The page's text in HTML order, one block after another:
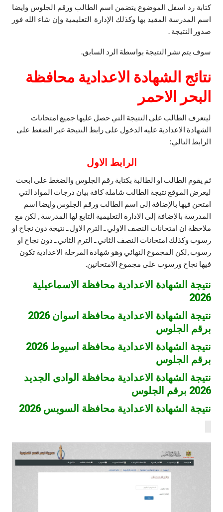
كتابة رد اسفل الموضوع يتضمن اسم الطالب ورقم الجلوس وايضا
اسم المدرسة المقيد بها وكذلك الإدارة التعليمية وإن شاء الله فور
صدور النتيجة .
سوف يتم نشر النتيجة بواسطة الرد السابق.
نتائج الشهادة الاعدادية محافظة
البحر الاحمر
ليتعرف الطالب على النتيجة التي حصل عليها جميع امتحانات
الشهادة الاعدادية عليه الدخول على رابط النتيجة عبر الضغط على
الرابط التالي:
الرابط الاول
ثم يقوم الطالب او الطالبة بكتابة رقم الجلوس والضغط على ابحث
ليعرض الموقع نتيجة الطالب شاملة كافة بيان درجات المواد التي
امتحن فيها بالإضافة إلى اسم الطالب ورقم الجلوس وايضا اسم
المدرسة بالإضافة إلى الادارة التعليمية التابع لها المدرسة , لكن مع
ملاحظة ان امتحانات النصف الاولي ـ الترم الاول ـ نتيجة دون نجاح او
رسوب وكذلك امتحانات النصف الثاني ـ الترم الثاني ـ دون نجاح او
رسوب ,لكن المجموع النهائي وهو شهادة المرحلة الاعدادية تكون
فيها نجاح ورسوب على مجموع الامتحانين.
نتيجة الشهادة الاعدادية محافظة الاسماعيلية
2026
نتيجة الشهادة الاعدادية محافظة اسوان 2026
برقم الجلوس
نتيجة الشهادة الاعدادية محافظة اسيوط 2026
برقم الجلوس
نتيجة الشهادة الاعدادية محافظة الوادى الجديد
2026 برقم الجلوس
نتيجة الشهادة الاعدادية محافظة السويس 2026